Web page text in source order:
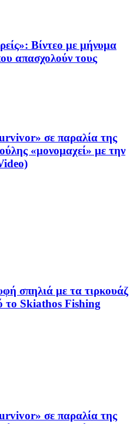
Βίντεο με μήνυμα
απασχολούν τους
σε παραλία της
«μονομαχεί» με την
σπηλιά με τα τιρκουάζ
το Skiathos Fishing
σε παραλία της